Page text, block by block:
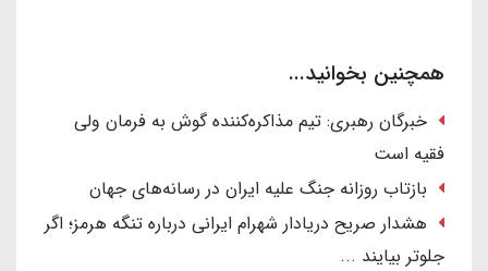
همچنین بخوانید...
خبرگان رهبری: تیم مذاکره‌کننده گوش به فرمان ولی
فقیه است
بازتاب روزانه جنگ علیه ایران در رسانه‌های جهان
هشدار صریح دریادار شهرام ایرانی درباره تنگه هرمز؛ اگر
جلوتر بیایند ...